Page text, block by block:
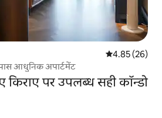
औसत रेटिंग 5 में
4.85 (26)
आधुनिक अपार्टमेंट
पर उपलब्ध सही कॉन्डो